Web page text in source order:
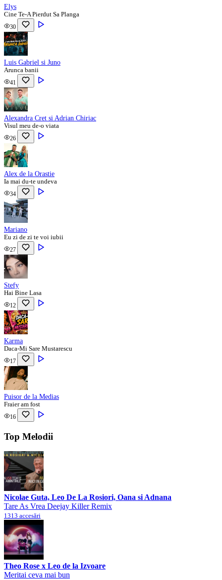
Elys
Cine Te-A Pierdut Sa Planga
30
Luis Gabriel si Juno
Arunca banii
41
Alexandra Cret si Adrian Chiriac
Visul meu de-o viata
26
Alex de la Orastie
Ia mai du-te undeva
34
Mariano
Eu zi de zi te voi iubii
27
Stefy
Hai Bine Lasa
12
Karma
Daca-Mi Sare Mustarescu
17
Puisor de la Medias
Fraier am fost
16
Top Melodii
Nicolae Guta, Leo De La Rosiori, Oana si Adnana
Tare As Vrea Deejay Killer Remix
1313 accesări
Theo Rose x Leo de la Izvoare
Meritai ceva mai bun